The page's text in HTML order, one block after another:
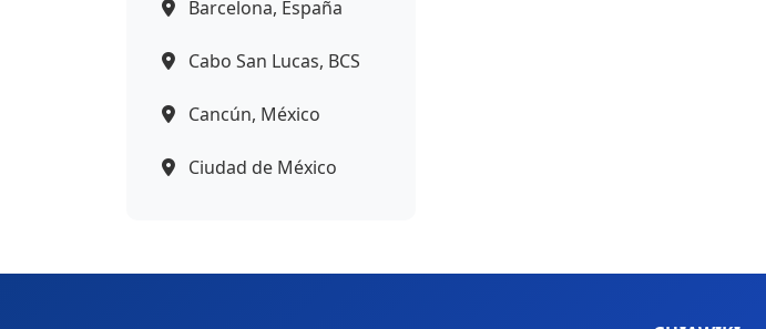
Barcelona, España
Cabo San Lucas, BCS
Cancún, México
Ciudad de México